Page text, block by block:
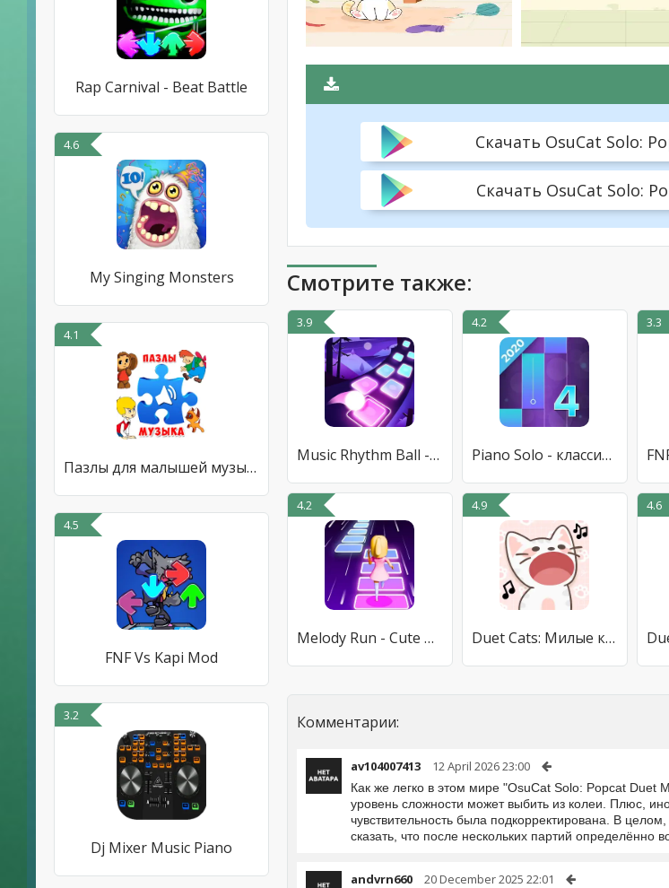
Rap Carnival - Beat Battle
4.6
My Singing Monsters
4.1
Пазлы для малышей музыкальные
4.5
FNF Vs Kapi Mod
3.2
Dj Mixer Music Piano
Скачать OsuCat Solo:
Скачать OsuCat Solo:
Смотрите также:
3.9
Music Rhythm Ball - Music Game
4.2
Piano Solo - классический пиан
3.3
4.2
Melody Run - Cute Popcat Music
4.9
Duet Cats: Милые кошки музыка
4.6
Комментарии:
av104007413 12 April 2026 23:00
Как же легко в этом мире "OsuCat Solo: Popcat Duet
уровень сложности может выбить из колеи. Плюс,
чувствительность была подкорректирована. В
сказать, что после нескольких партий
andvrn660 20 December 2025 22:01